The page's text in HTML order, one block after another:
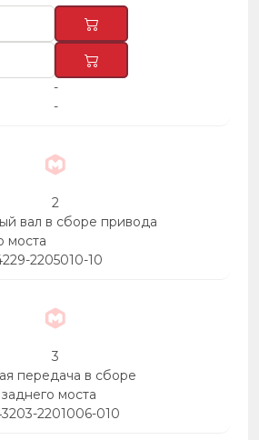
-
-
2
вал в сборе привода
моста
2205010-10
3
передача в сборе
моста
2201006-010